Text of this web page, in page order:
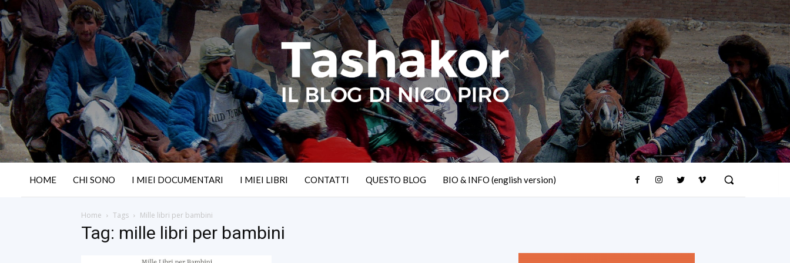
HOME CHI SONO I MIEI DOCUMENTARI I MIEI LIBRI CONTATTI QUESTO BLOG BIO & INFO (english version)
Home Tags Mille libri per bambini
Tag: mille libri per bambini